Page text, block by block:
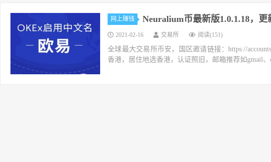
网上赚钱 Neuralium币最新版1.0.1.18，更
2021-02-16 交易所 阅读(151)
全球最大交易所币安，国区邀请链接：https://
香港，居住地选香港，认证照旧，邮箱推荐如gmail、